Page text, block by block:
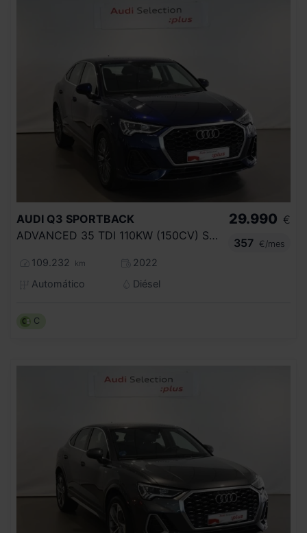
AUDI Q3 SPORTBACK
ADVANCED 35 TDI 110KW (150CV) S TRONIC
109.232 km
2022
Automático
Diésel
29.990 €
357
€/mes
C